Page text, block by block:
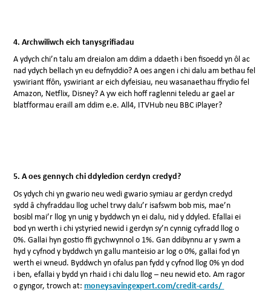
4. Archwiliwch eich tanysgrifiadau
A ydych chi’n talu am dreialon am ddim a ddaeth i ben fisoedd yn ôl ac
nad ydych bellach yn eu defnyddio? A oes angen i chi dalu am bethau fel
yswiriant ffôn, yswiriant ar eich dyfeisiau, neu wasanaethau ffrydio fel
Amazon, Netflix, Disney? A yw eich hoff raglenni teledu ar gael ar
blatfformau eraill am ddim e.e. All4, ITVHub neu BBC iPlayer?
5. A oes gennych chi ddyledion cerdyn credyd?
Os ydych chi yn gwario neu wedi gwario symiau ar gerdyn credyd
sydd â chyfraddau llog uchel trwy dalu’r isafswm bob mis, mae’n
bosibl mai’r llog yn unig y byddwch yn ei dalu, nid y ddyled. Efallai ei
bod yn werth i chi ystyried newid i gerdyn sy’n cynnig cyfradd llog o
0%. Gallai hyn gostio ffi gychwynnol o 1%. Gan ddibynnu ar y swm a
hyd y cyfnod y byddwch yn gallu manteisio ar log o 0%, gallai fod yn
werth ei wneud. Byddwch yn ofalus pan fydd y cyfnod llog 0% yn dod
i ben, efallai y bydd yn rhaid i chi dalu llog – neu newid eto. Am ragor
o gyngor, trowch at:moneysavingexpert.com/credit-cards/